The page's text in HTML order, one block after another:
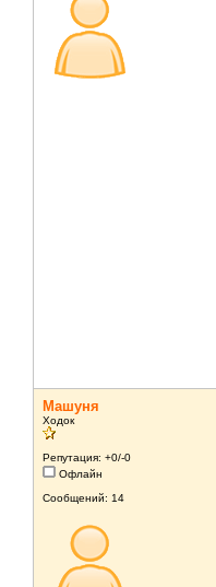
Машуня
Ходок
Репутация: +0/-0
Офлайн
Сообщений: 14